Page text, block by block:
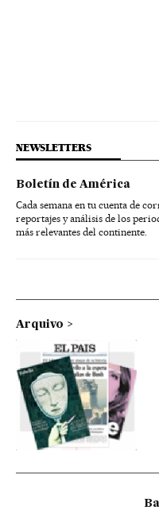
NEWSLETTERS
Boletín de América
Cada semana en tu cuenta de
reportajes y análisis de los
más relevantes del continente.
Arquivo